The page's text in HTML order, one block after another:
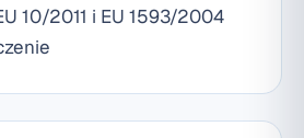
10/2011 i EU 1593/2004